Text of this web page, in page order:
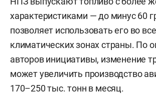
характеристиками — до минус 60
позволяет использовать его во
климатических зонах страны. По
авторов инициативы, изменение
может увеличить производство
170–250 тыс. тонн в месяц.